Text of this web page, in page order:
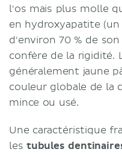
l'os mais plus molle
en hydroxyapatite
d'environ 70 % de
confère de la rigidité.
généralement jaune
couleur globale de la
mince ou usé.
Une caractéristique
les tubules